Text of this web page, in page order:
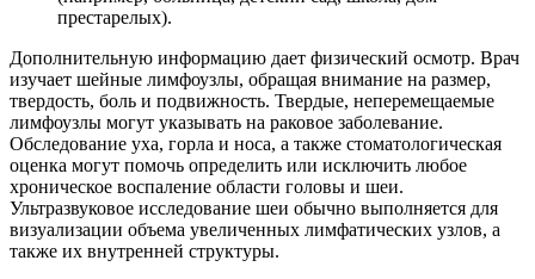
престарелых).
Дополнительную информацию дает физический осмотр. Врач
изучает шейные лимфоузлы, обращая внимание на размер,
твердость, боль и подвижность. Твердые, неперемещаемые
лимфоузлы могут указывать на раковое заболевание.
Обследование уха, горла и носа, а также стоматологическая
оценка могут помочь определить или исключить любое
хроническое воспаление области головы и шеи.
Ультразвуковое исследование шеи обычно выполняется для
визуализации объема увеличенных лимфатических узлов, а
также их внутренней структуры.